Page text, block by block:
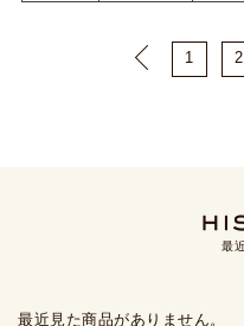
1 2
最
最近見た商品がありません。